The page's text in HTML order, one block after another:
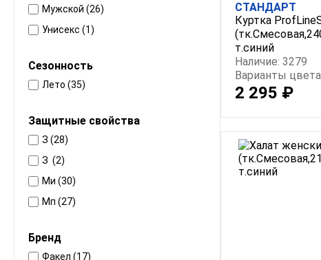
Мужской (26)
Унисекс (1)
Сезонность
Лето (35)
Защитные свойства
З (28)
З (2)
Ми (30)
Мп (27)
Бренд
Факел (17)
СТАНДАРТ
Куртка
т.синий
Наличие: 3279
Варианты
2 295 ₽